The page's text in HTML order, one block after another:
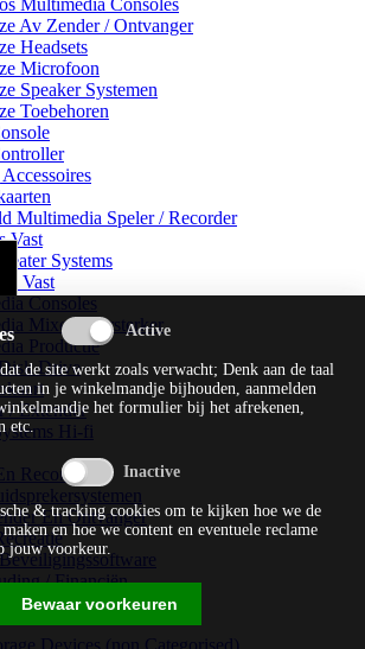
Multimedia Consoles
Av Zender / Ontvanger
Headsets
Microfoon
Speaker Systemen
Toebehoren
Multimedia Speler / Recorder
Vast
Systems
Vast
Consoles
Mixer / Versterker
Productie
Drive
/ Extender
Hi-fi
Recorders
En Ontvanger
/ Financiën
En Wetenschappelijk
de site werkt zoals verwacht; Denk aan de taal
in je winkelmandje bijhouden, aanmelden
het formulier bij het afrekenen,
etc.
& tracking cookies om te kijken hoe we de
en hoe we content en eventuele reclame
jouw voorkeur.
Bewaar voorkeuren